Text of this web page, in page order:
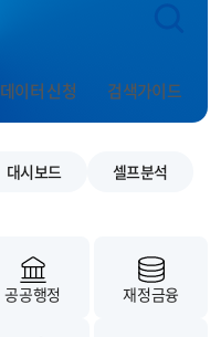
데이터 신청 검색가이드
대시보드 셀프분석
공공행정 재정금융